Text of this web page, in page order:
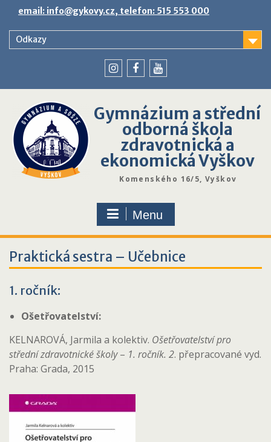
content
email: info@gykovy.cz, telefon: 515 553 000
Odkazy
Gymnázium a střední
odborná škola
zdravotnická a
ekonomická Vyškov
Komenského 16/5, Vyškov
Menu
Praktická sestra – Učebnice
1. ročník:
Ošetřovatelství:
KELNAROVÁ, Jarmila a kolektiv. Ošetřovatelství pro
střední zdravotnické školy– 1. ročník. 2. přepracované vyd.
Praha: Grada, 2015